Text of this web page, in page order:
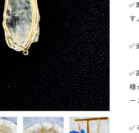
✅
す。
✅
✅
様
ー
✅